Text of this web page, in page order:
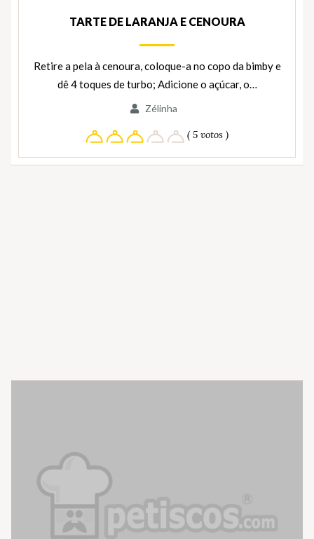
TARTE DE LARANJA E CENOURA
Retire a pela à cenoura, coloque-a no copo da bimby e
dê 4 toques de turbo; Adicione o açúcar, o…
Zélinha
( 5 votos )